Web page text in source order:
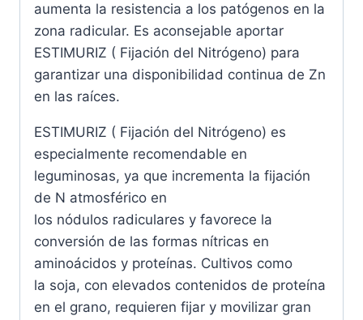
aumenta la resistencia a los patógenos en la
zona radicular. Es aconsejable aportar
ESTIMURIZ ( Fijación del Nitrógeno) para
garantizar una disponibilidad continua de Zn
en las raíces.
ESTIMURIZ ( Fijación del Nitrógeno) es
especialmente recomendable en
leguminosas, ya que incrementa la fijación
de N atmosférico en
los nódulos radiculares y favorece la
conversión de las formas nítricas en
aminoácidos y proteínas. Cultivos como
la soja, con elevados contenidos de proteína
en el grano, requieren fijar y movilizar gran